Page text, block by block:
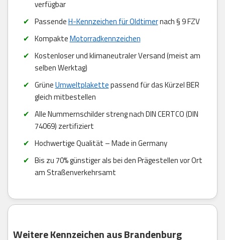
verfügbar
PassendeH-Kennzeichen für Oldtimernach § 9 FZV
KompakteMotorradkennzeichen
Kostenloser und klimaneutraler Versand (meist am
selben Werktag)
GrüneUmweltplakettepassend für das Kürzel BER
gleich mitbestellen
Alle Nummernschilder streng nach DIN CERTCO (DIN
74069) zertifiziert
Hochwertige Qualität – Made in Germany
Bis zu 70% günstiger als bei den Prägestellen vor Ort
am Straßenverkehrsamt
Weitere Kennzeichen aus Brandenburg